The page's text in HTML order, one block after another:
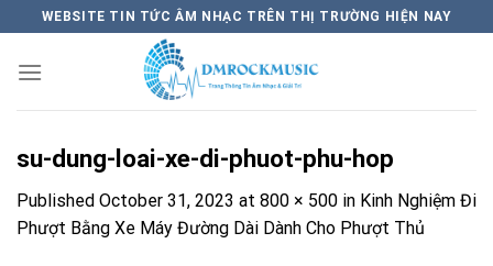
content
WEBSITE TIN TỨC ÂM NHẠC TRÊN THỊ TRƯỜNG HIỆN NAY
su-dung-loai-xe-di-phuot-phu-hop
Published October 31, 2023 at 800 × 500 in Kinh Nghiệm Đi
Phượt Bằng Xe Máy Đường Dài Dành Cho Phượt Thủ